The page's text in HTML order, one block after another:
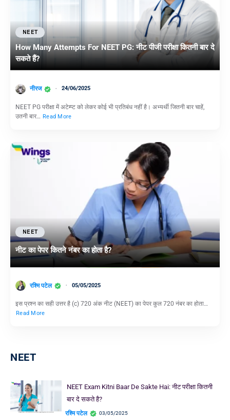
NEET
How Many Attempts For NEET PG: नीट पीजी परीक्षा कितनी बार दे
सकते हैं?
नीरज 24/06/2025
NEET PG परीक्षा में अटेम्प्ट को लेकर कोई भी प्रतिबंध नहीं है। अभ्यर्थी जितनी बार चाहें,
उतनी बार… Read More
NEET
नीट का पेपर कितने नंबर का होता है?
रश्मि पटेल 05/05/2025
इस प्रश्न का सही उत्तर है (c) 720 अंक नीट (NEET) का पेपर कुल 720 नंबर का होता…
Read More
NEET
NEET Exam Kitni Baar De Sakte Hai: नीट परीक्षा कितनी
बार दे सकते है?
रश्मि पटेल 03/05/2025